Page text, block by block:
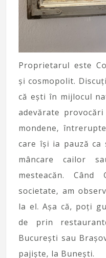
Proprietarul este
și cosmopolit.
că ești în mijlocul
adevărate
mondene,
care își ia pauză ca
mâncare cailor
mesteacăn.
societate, am
la el. Așa că, poți
de prin
București sau
pajiște, la Bunești.